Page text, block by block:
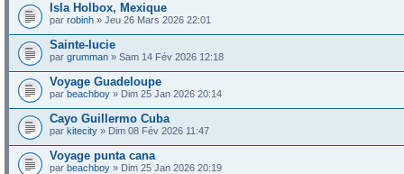
Isla Holbox, Mexique
par robinh » Jeu 26 Mars 2026 22:01
Sainte-lucie
par grumman » Sam 14 Fév 2026 12:18
Voyage Guadeloupe
par beachboy » Dim 25 Jan 2026 20:14
Cayo Guillermo Cuba
par kitecity » Dim 08 Fév 2026 11:47
Voyage punta cana
par beachboy » Dim 25 Jan 2026 20:19